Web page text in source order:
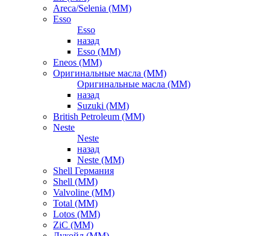
Areca/Selenia (ММ)
Esso
Esso
назад
Esso (ММ)
Eneos (ММ)
Оригинальные масла (ММ)
Оригинальные масла (ММ)
назад
Suzuki (ММ)
British Petroleum (ММ)
Neste
Neste
назад
Neste (ММ)
Shell Германия
Shell (ММ)
Valvoline (ММ)
Total (ММ)
Lotos (ММ)
ZiC (ММ)